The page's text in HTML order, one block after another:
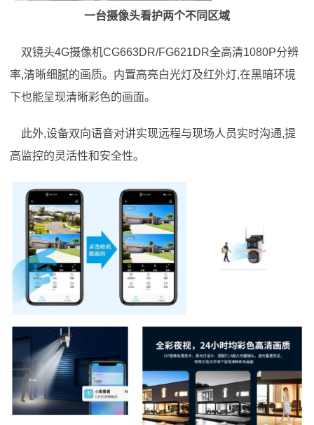
一台摄像头看护两个不同区域
双镜头4G摄像机CG663DR/FG621DR全高清1080P分辨
率,清晰细腻的画质。内置高亮白光灯及红外灯,在黑暗环境
下也能呈现清晰彩色的画面。
此外,设备双向语音对讲实现远程与现场人员实时沟通,提
高监控的灵活性和安全性。